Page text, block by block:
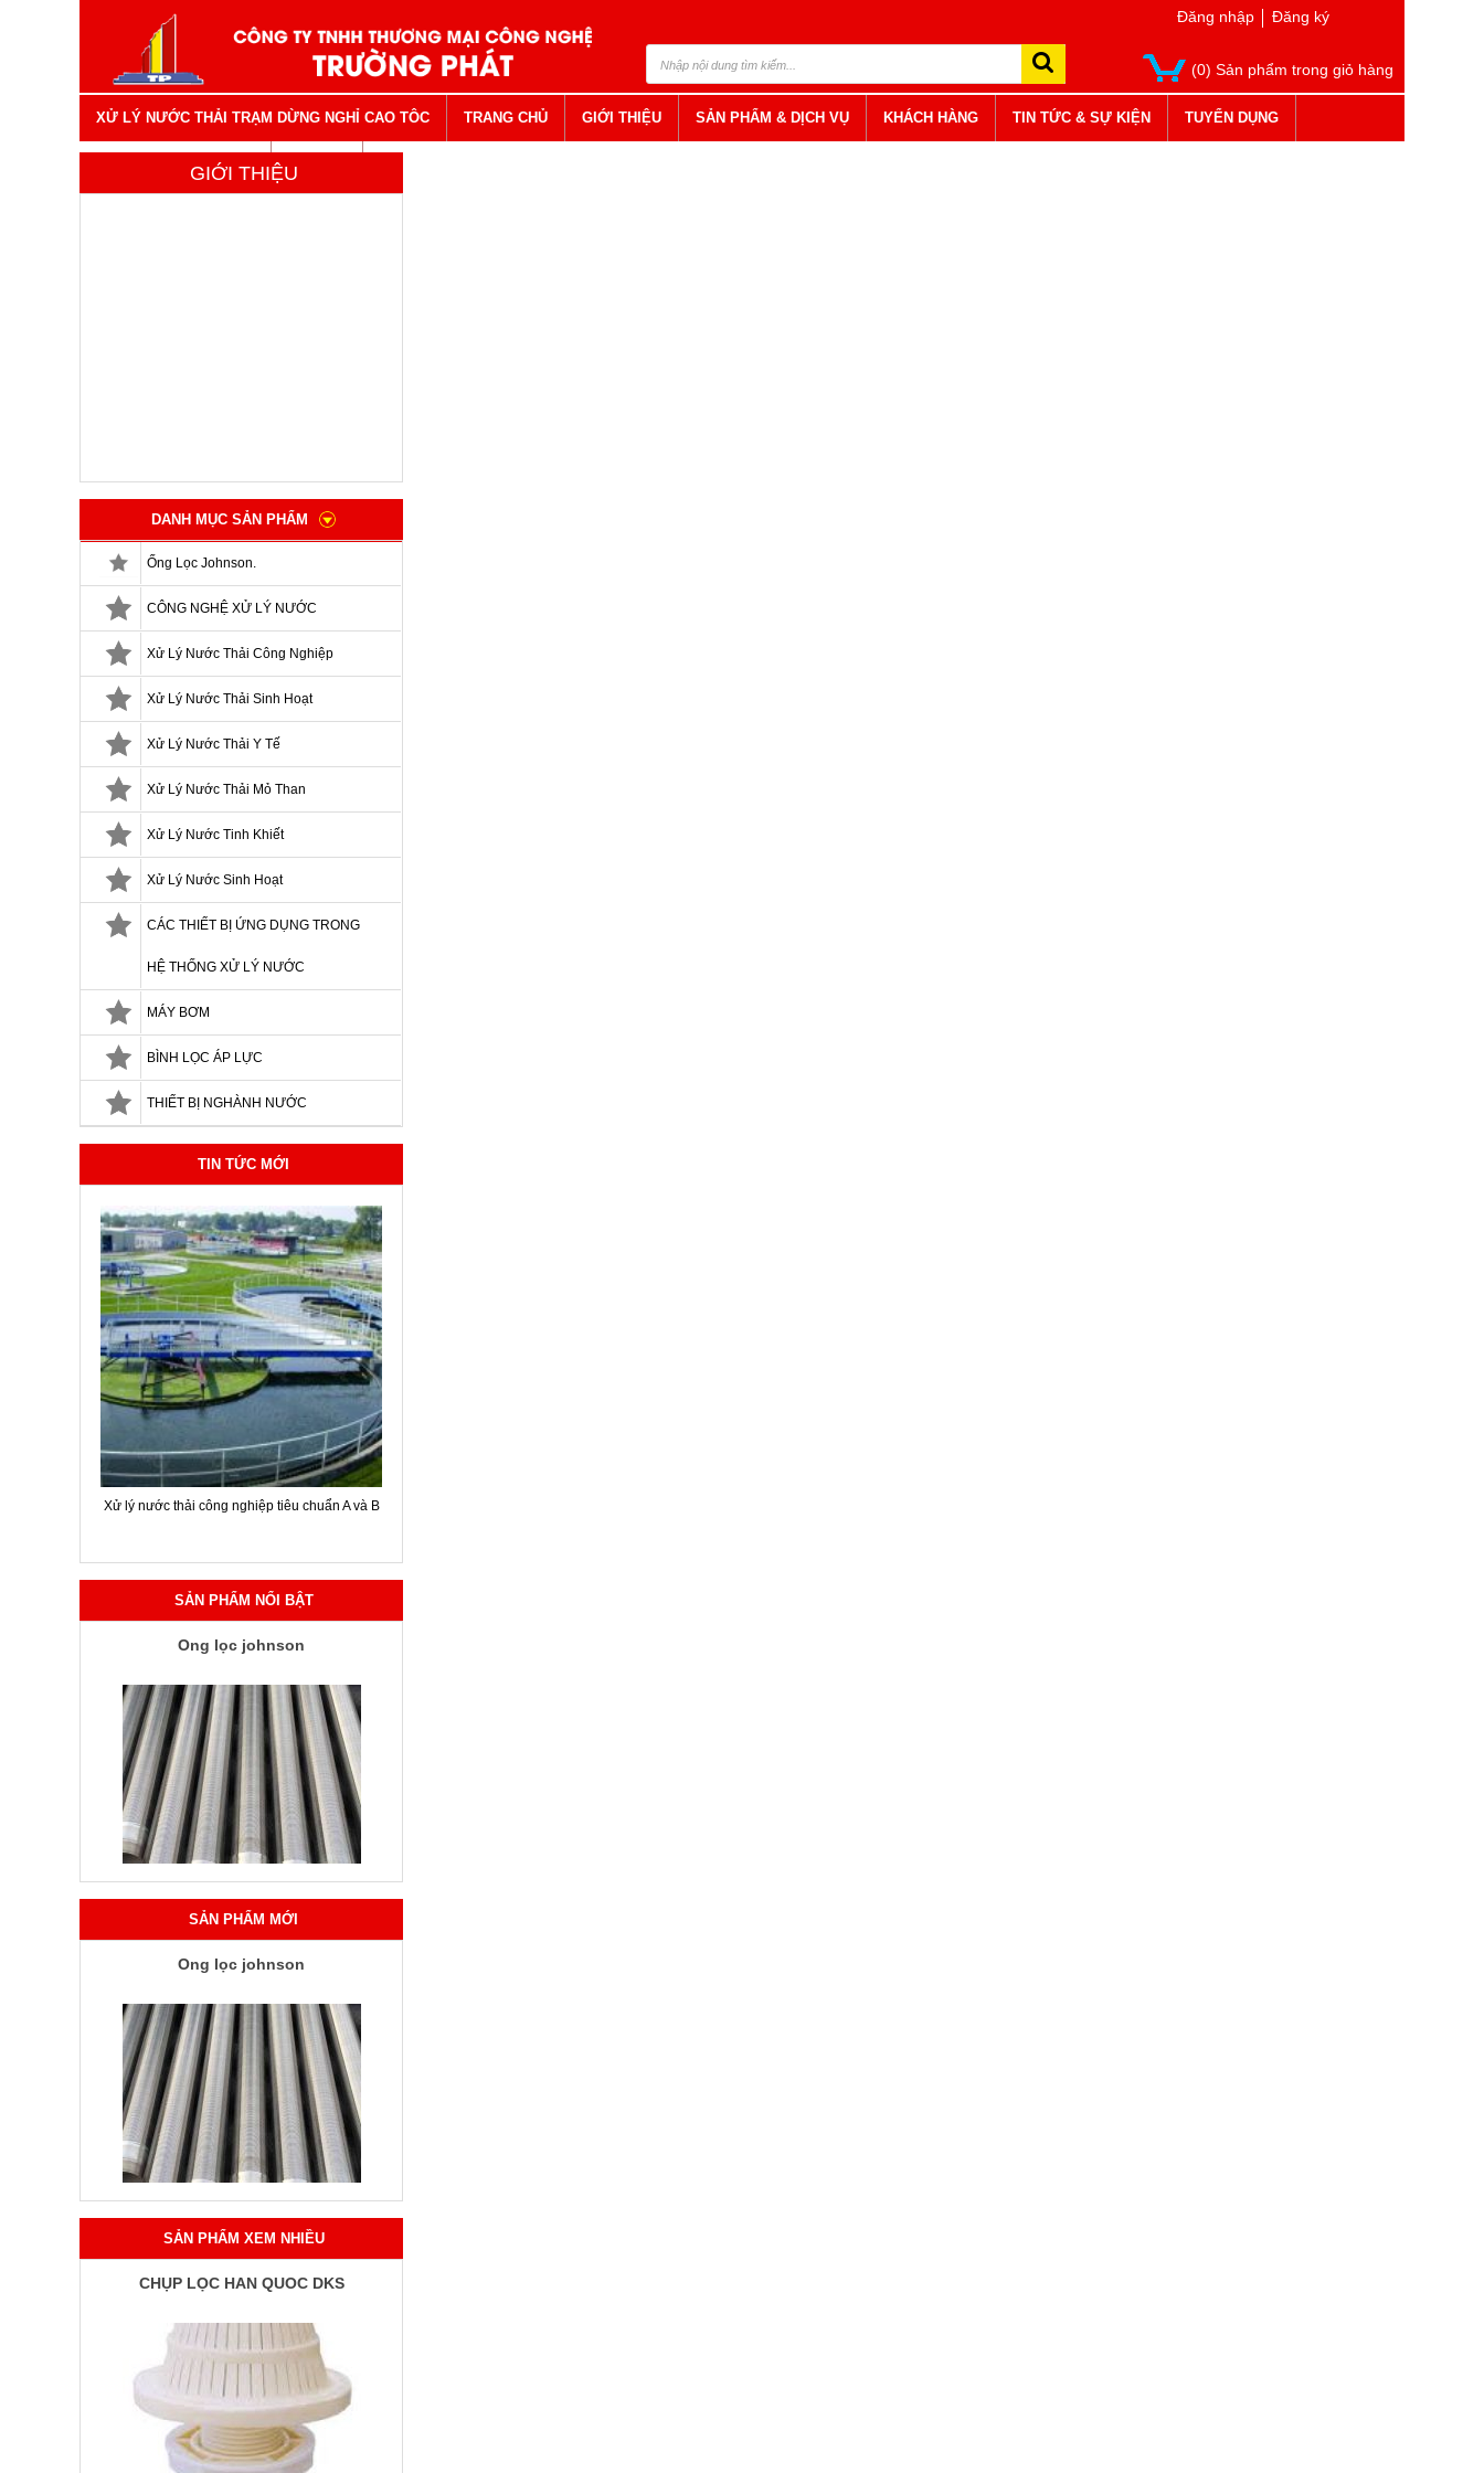
Đăng nhập Đăng ký
(0) Sản phẩm trong giỏ hàng
XỬ LÝ NƯỚC THẢI TRẠM DỪNG NGHỈ CAO TÔC TRANG CHỦ GIỚI THIỆU SẢN PHẨM & DỊCH VỤ KHÁCH HÀNG TIN TỨC & SỰ KIỆN TUYỂN DỤNG
VẬT TƯ NGÀNH NƯỚC LIÊN HỆ
GIỚI THIỆU
DANH MỤC SẢN PHẨM
Ống Lọc Johnson.
CÔNG NGHỆ XỬ LÝ NƯỚC
Xử Lý Nước Thải Công Nghiệp
Xử Lý Nước Thải Sinh Hoạt
Xử Lý Nước Thải Y Tế
Xử Lý Nước Thải Mỏ Than
Xử Lý Nước Tinh Khiết
Xử Lý Nước Sinh Hoạt
CÁC THIẾT BỊ ỨNG DỤNG TRONG
HỆ THỐNG XỬ LÝ NƯỚC
MÁY BƠM
BÌNH LỌC ÁP LỰC
THIẾT BỊ NGHÀNH NƯỚC
TIN TỨC MỚI
Xử lý nước thải công nghiệp tiêu chuẩn A và B
SẢN PHẨM NỔI BẬT
Ống lọc johnson
SẢN PHẨM MỚI
Ống lọc johnson
SẢN PHẨM XEM NHIỀU
CHỤP LỌC HÀN QUỐC DKS